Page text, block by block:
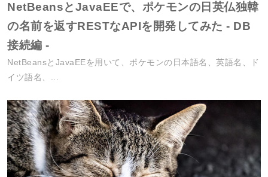
NetBeansとJavaEEで、ポケモンの日英仏独韓
の名前を返すRESTなAPIを開発してみた - DB
接続編 -
NetBeansとJavaEEを用いて、ポケモンの日本語名、英語名、ド
イツ語名、...